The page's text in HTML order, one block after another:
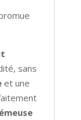
sans
et une